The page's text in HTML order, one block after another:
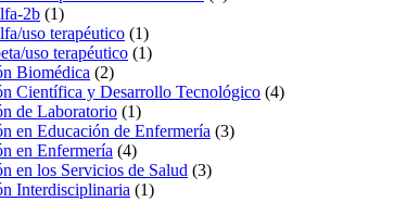
2b (1)
uso terapéutico (1)
uso terapéutico (1)
Biomédica (2)
Científica y Desarrollo Tecnológico (4)
de Laboratorio (1)
en Educación de Enfermería (3)
en Enfermería (4)
en los Servicios de Salud (3)
Interdisciplinaria (1)